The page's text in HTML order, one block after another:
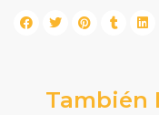
También